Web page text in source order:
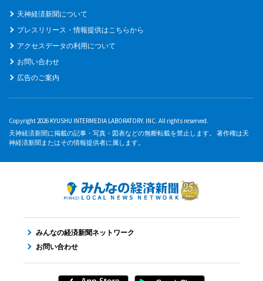
天神経済新聞について
プレスリリース・情報提供はこちらから
アクセスデータの利用について
お問い合わせ
広告のご案内
Copyright 2026 KYUSHU INTERMEDIA LABORATORY. INC. All rights reserved.
天神経済新聞に掲載の記事・写真・図表などの無断転載を禁止します。 著作権は天
神経済新聞またはその情報提供者に属します。
みんなの経済新聞ネットワーク
お問い合わせ